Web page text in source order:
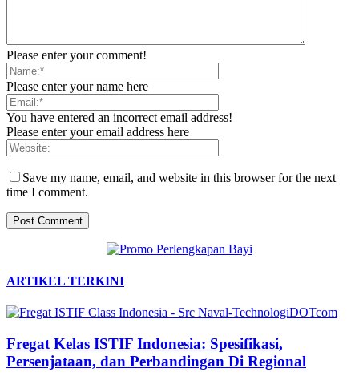
Please enter your comment!
Please enter your name here
You have entered an incorrect email address!
Please enter your email address here
Save my name, email, and website in this browser for the next
time I comment.
ARTIKEL TERKINI
Fregat Kelas ISTIF Indonesia: Spesifikasi,
Persenjataan, dan Perbandingan Di Regional